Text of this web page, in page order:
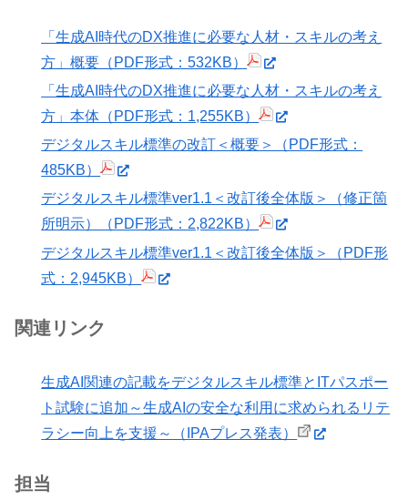
「生成AI時代のDX推進に必要な人材・スキルの考え
方」概要（PDF形式：532KB）
「生成AI時代のDX推進に必要な人材・スキルの考え
方」本体（PDF形式：1,255KB）
デジタルスキル標準の改訂＜概要＞（PDF形式：
485KB）
デジタルスキル標準ver1.1＜改訂後全体版＞（修正箇
所明示）（PDF形式：2,822KB）
デジタルスキル標準ver1.1＜改訂後全体版＞（PDF形
式：2,945KB）
関連リンク
生成AI関連の記載をデジタルスキル標準とITパスポー
ト試験に追加～生成AIの安全な利用に求められるリテ
ラシー向上を支援～（IPAプレス発表）
担当